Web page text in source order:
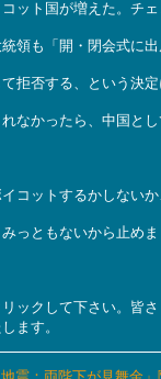
ット国が増えた。チ
領も「開・閉会式に
拒否する、という決
なかったら、中国と
コットするかしない
っともないから止め
リックして下さい。皆
ます。